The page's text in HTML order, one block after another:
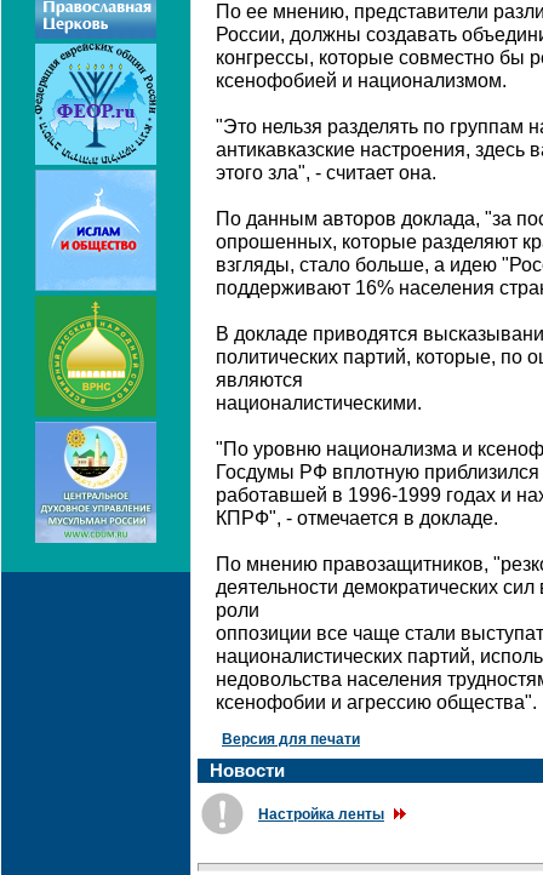
По ее мнению, представители
России, должны создавать
конгрессы, которые совместно бы
ксенофобией и национализмом.
"Это нельзя разделять по группам
антикавказские настроения,
этого зла", - считает она.
По данным авторов доклада, "за
опрошенных, которые разделяют
взгляды, стало больше, а идею
поддерживают 16% населения
В докладе приводятся
политических партий, которые, по
являются
националистическими.
"По уровню национализма и
Госдумы РФ вплотную
работавшей в 1996-1999 годах и
КПРФ", - отмечается в докладе.
По мнению правозащитников,
деятельности демократических
роли
оппозиции все чаще стали
националистических партий,
недовольства населения
ксенофобии и агрессию общества".
Версия для печати
Новости
Настройка ленты